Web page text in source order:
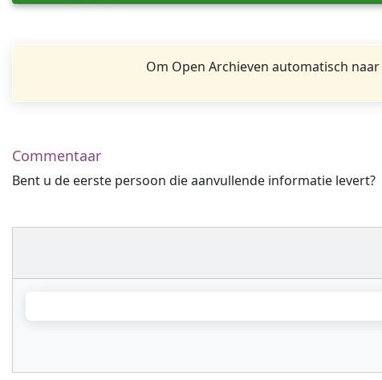
Om Open Archieven automatisch
Commentaar
Bent u de eerste persoon die aanvullende informatie levert?